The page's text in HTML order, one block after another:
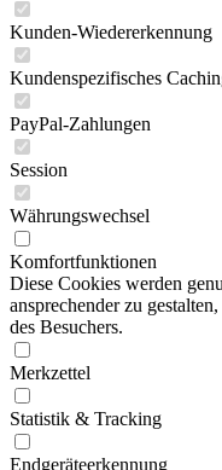
Kunden-Wiedererkennung
Kundenspezifisches
PayPal-Zahlungen
Session
Währungswechsel
Komfortfunktionen
Diese Cookies werden
ansprechender zu
des Besuchers.
Merkzettel
Statistik & Tracking
Endgeräteerkennung